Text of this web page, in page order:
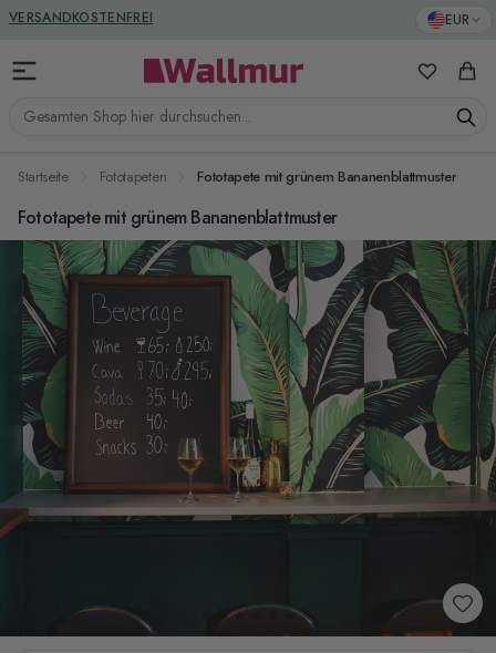
Zum Inhalt springen EUR
Gesamten Shop hier durchsuchen...
Meine
VERSANDKOSTENFREI
GREENGUARD ZERTIFIZIERT
Startseite Fototapeten Fototapete mit grünem Bananenblattmuster
Fototapete mit grünem Bananenblattmuster